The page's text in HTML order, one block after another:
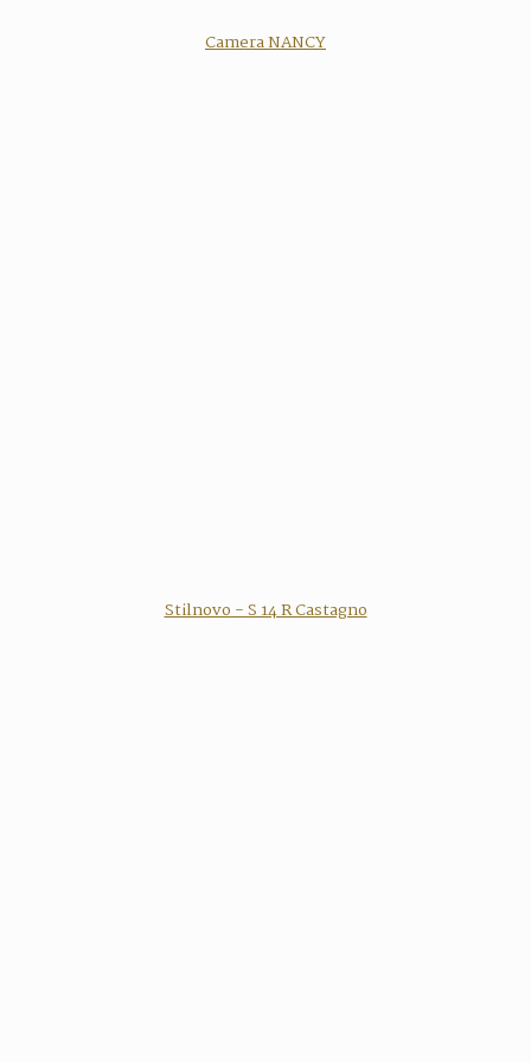
Camera NANCY
Stilnovo - S 14 R Castagno